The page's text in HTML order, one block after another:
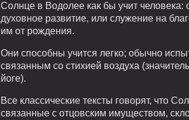
Солнце в Водолее как бы учит человека:
духовное развитие, или служение на
им от рождения.
Они способны учится легко; обычно
связанным со стихией воздуха
йоге).
Все классические тексты говорят, что
связанные с отцовским имуществом,